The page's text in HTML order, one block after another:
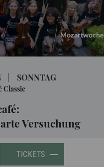
Mozartwoche
SONNTAG
Classic
Versuchung
TICKETS